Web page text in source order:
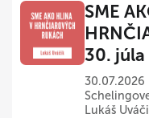
SME
30.
Lukáš